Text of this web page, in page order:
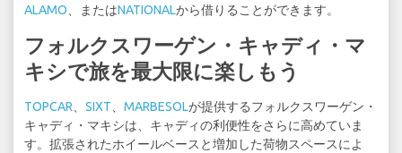
ALAMO 、またはNATIONALから借りることができます。
フォルクスワーゲン・キャディ・マ
キシで旅を最大限に楽しもう
TOPCAR SIXT MARBESOLが提供するフォルクスワーゲン・
キャディ・マキシは、キャディの利便性をさらに高めていま
す。拡張されたホイールベースと増加した荷物スペースによ